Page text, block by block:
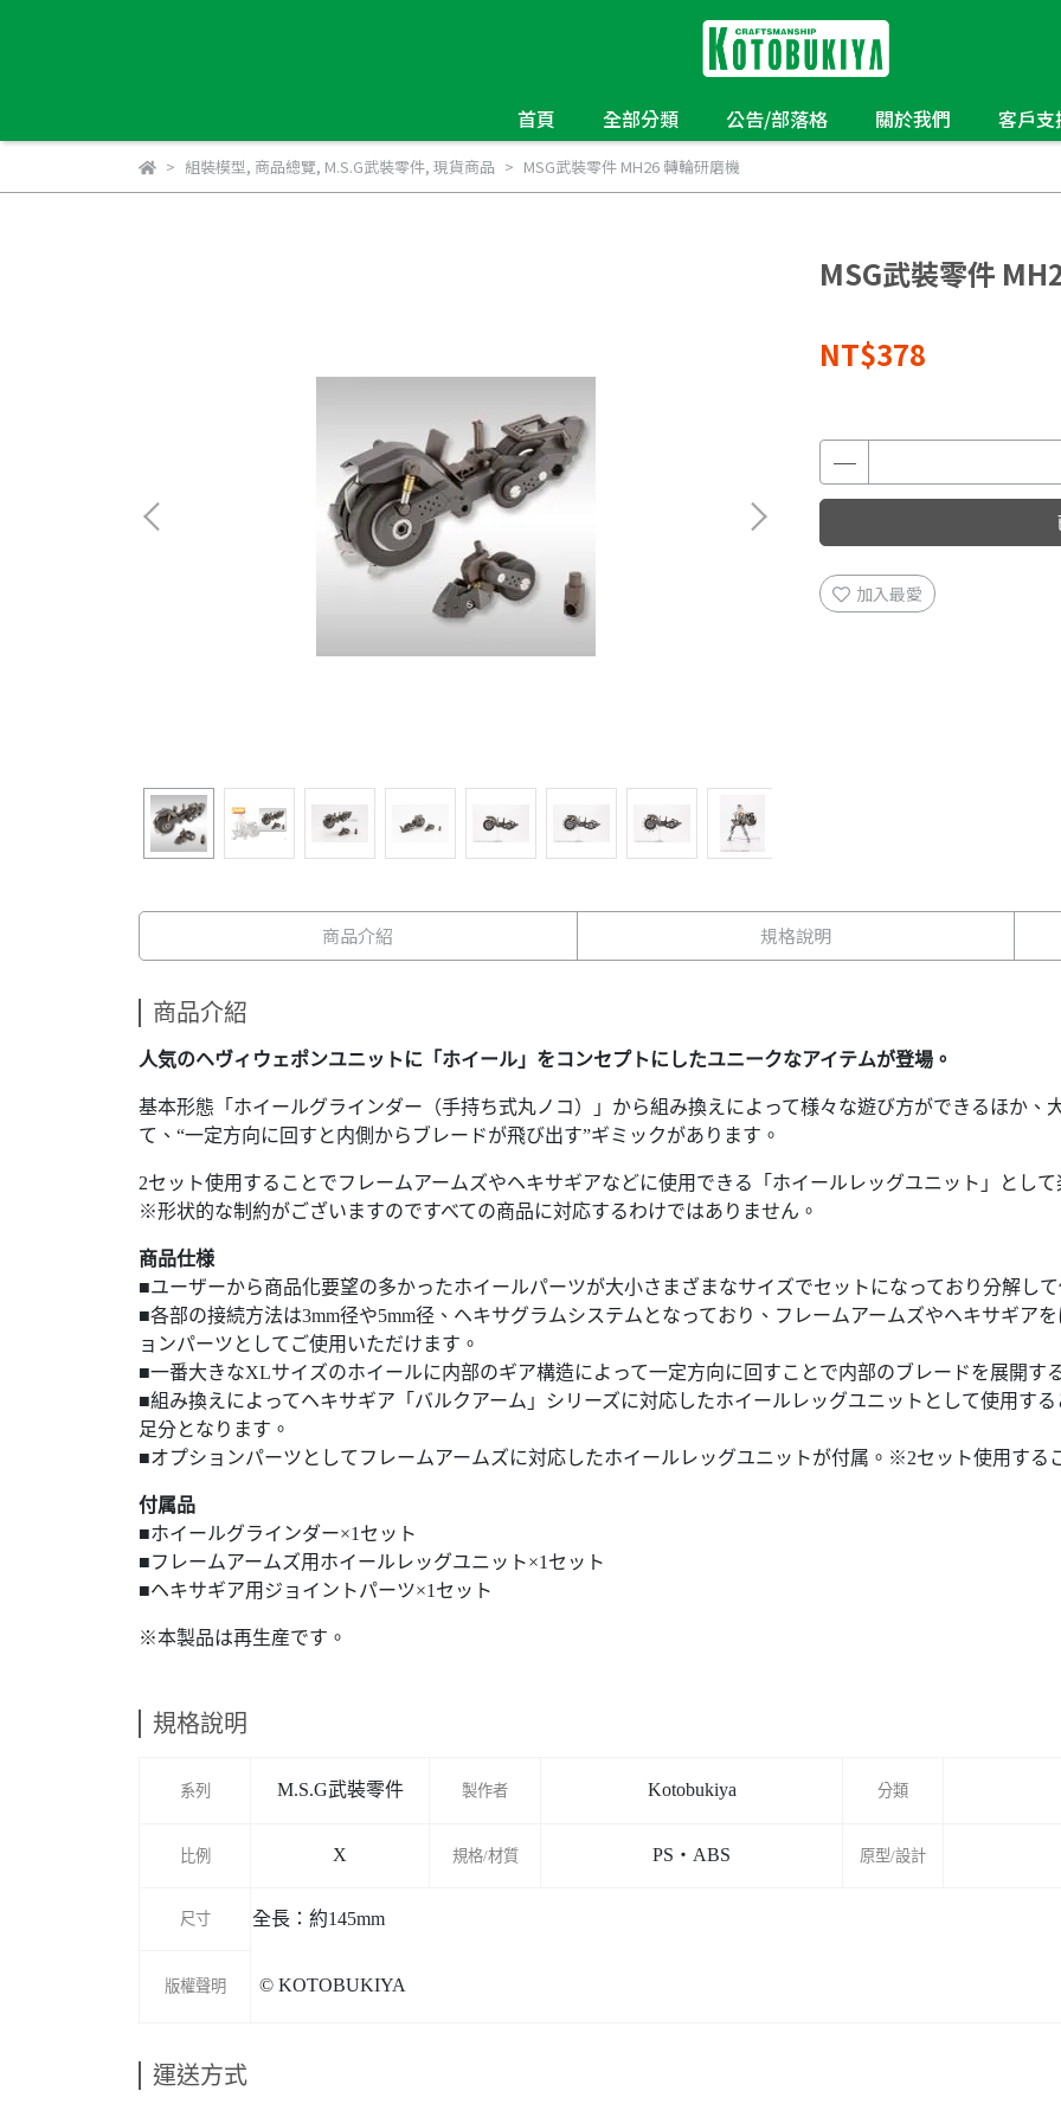
首頁 全部分類 公告/部落格 關於我們 客戶支
組裝模型, 商品總覽, M.S.G武裝零件, 現貨商品 MSG武裝零件 MH26 轉輪研磨機
MSG武裝零件
NT$378
加入最愛
商品介紹 規格說明
商品介紹
人気のヘヴィウェポンユニットに「ホイール」をコンセプトにしたユニークなアイテムが登場。
基本形態「ホイールグラインダー（手持ち式丸ノコ）」から組み換えによって様々な遊び方ができるほか、
て、“一定方向に回すと内側からブレードが飛び出す”ギミックがあります。
2セット使用することでフレームアームズやヘキサギアなどに使用できる「ホイールレッグユニット」とし
※形状的な制約がございますのですべての商品に対応するわけではありません。
商品仕様
■ユーザーから商品化要望の多かったホイールパーツが大小さまざまなサイズでセットになっており分解し
■各部の接続方法は3mm径や5mm径、ヘキサグラムシステムとなっており、フレームアームズやヘキサギア
ョンパーツとしてご使用いただけます。
■一番大きなXLサイズのホイールに内部のギア構造によって一定方向に回すことで内部のブレードを展開す
■組み換えによってヘキサギア「バルクアーム」シリーズに対応したホイールレッグユニットとして使用す
足分となります。
■オプションパーツとしてフレームアームズに対応したホイールレッグユニットが付属。※2セット使用する
付属品
■ホイールグラインダー×1セット
■フレームアームズ用ホイールレッグユニット×1セット
■ヘキサギア用ジョイントパーツ×1セット
※本製品は再生産です。
規格說明
系列 M.S.G武裝零件 製作者 Kotobukiya 分類
比例 X 規格/材質 PS・ABS 原型/設計
尺寸 全長：約145mm
版權聲明 © KOTOBUKIYA
運送方式